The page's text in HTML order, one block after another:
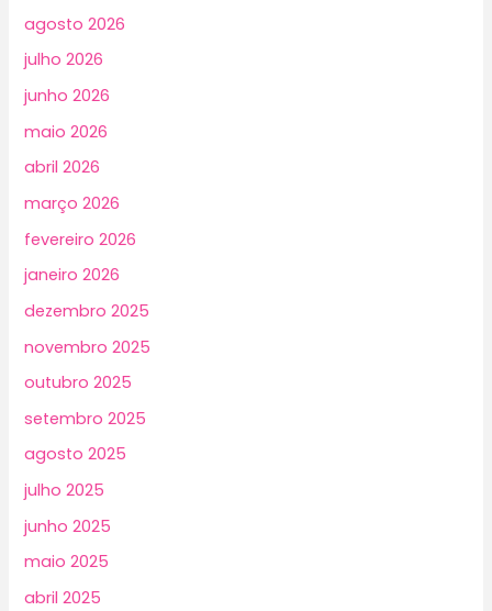
agosto 2026
julho 2026
junho 2026
maio 2026
abril 2026
março 2026
fevereiro 2026
janeiro 2026
dezembro 2025
novembro 2025
outubro 2025
setembro 2025
agosto 2025
julho 2025
junho 2025
maio 2025
abril 2025